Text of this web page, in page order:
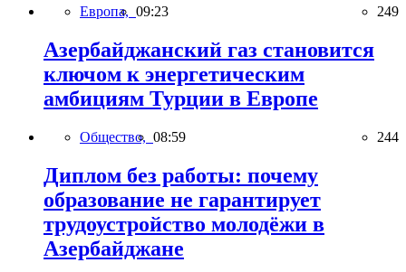
Европа, 09:23 249
Азербайджанский газ становится
ключом к энергетическим
амбициям Турции в Европе
Общество, 08:59 244
Диплом без работы: почему
образование не гарантирует
трудоустройство молодёжи в
Азербайджане